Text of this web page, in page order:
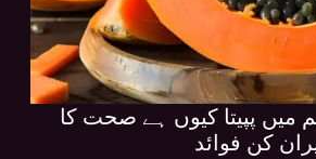
پپیتا کیوں ہے صحت کا
کن فوائد